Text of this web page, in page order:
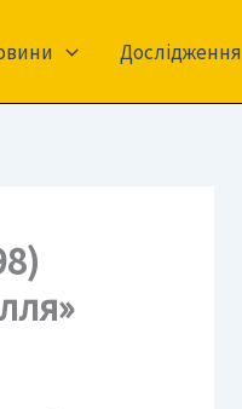
Дослідження